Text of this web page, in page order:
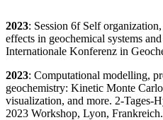
2023: Session 6f Self
effects in geochemical systems
Internationale Konferenz in
2023: Computational modelling,
geochemistry: Kinetic Monte
visualization, and more. 2-Tages-
2023 Workshop, Lyon, Frankreich.